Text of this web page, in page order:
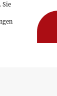
Sie